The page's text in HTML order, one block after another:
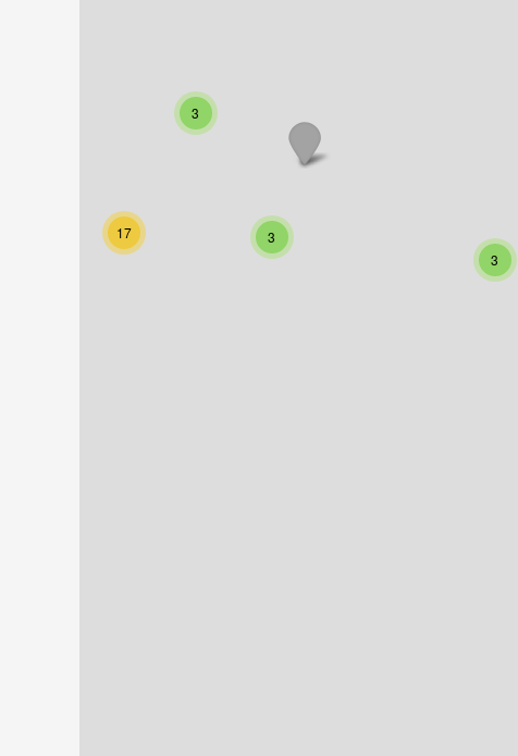
3
17
3
3